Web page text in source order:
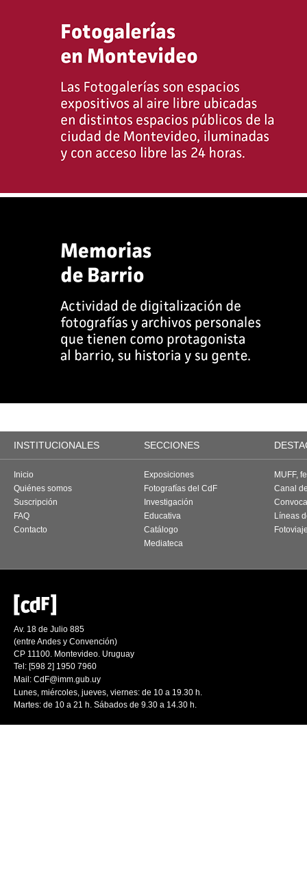
INSTITUCIONALES SECCIONES
Inicio
Quiénes somos
Suscripción
FAQ
Contacto
Exposiciones
Fotografías del CdF
Investigación
Educativa
Catálogo
Mediateca
MUFF,
Canal
Líneas
Av. 18 de Julio 885
(entre Andes y Convención)
CP 11100. Montevideo. Uruguay
Tel: [598 2] 1950 7960
Mail: CdF@imm.gub.uy
Lunes, miércoles, jueves, viernes: de 10 a 19.30 h.
Martes: de 10 a 21 h. Sábados de 9.30 a 14.30 h.